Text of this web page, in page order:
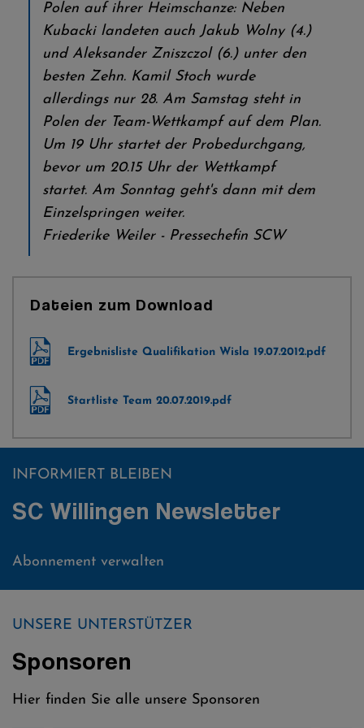
Polen auf ihrer Heimschanze: Neben
Kubacki landeten auch Jakub Wolny (4.)
und Aleksander Zniszczol (6.) unter den
besten Zehn. Kamil Stoch wurde
allerdings nur 28. Am Samstag steht in
Polen der Team-Wettkampf auf dem Plan.
Um 19 Uhr startet der Probedurchgang,
bevor um 20.15 Uhr der Wettkampf
startet. Am Sonntag geht's dann mit dem
Einzelspringen weiter.
Friederike Weiler - Pressechefin SCW
Dateien zum Download
Ergebnisliste Qualifikation Wisla 19.07.2012.pdf
Startliste Team 20.07.2019.pdf
INFORMIERT BLEIBEN
SC Willingen Newsletter
Abonnement verwalten
UNSERE UNTERSTÜTZER
Sponsoren
Hier finden Sie alle unsere Sponsoren